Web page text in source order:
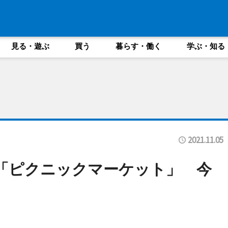
見る・遊ぶ 買う 暮らす・働く 学ぶ・知る
2021.11.05
ピクニックマーケット」 今